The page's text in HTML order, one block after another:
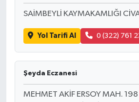
SAİMBEYLİ KAYMAKAMLIĞI
Yol Tarifi Al 0 (322) 761
Şeyda Eczanesi
MEHMET AKİF ERSOY MAH.